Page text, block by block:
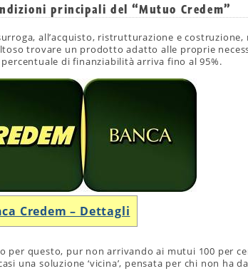
principali del “Mutuo Credem”
all’acquisto, ristrutturazione e costruzione,
trovare un prodotto adatto alle proprie
percentuale di finanziabilità arriva fino al 95%.
Credem – Dettagli
per questo, pur non arrivando ai mutui 100 per
una soluzione ‘vicina’, pensata per chi non ha